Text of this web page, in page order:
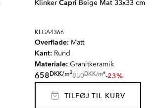
Klinker Capri Beige Mat 33x33 cm
KLGA4366
Overflade: Matt
Kant: Rund
Materiale: Granitkeramik
658DKK/m2850DKK/m2-23%
TILFØJ TIL KURV